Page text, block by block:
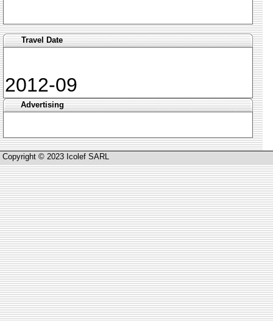
Travel Date
2012-09
Advertising
Copyright © 2023 Icolef SARL